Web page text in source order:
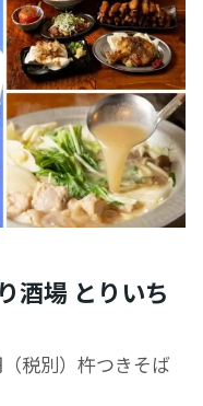
酒場 とりいち
税別）杵つきそば